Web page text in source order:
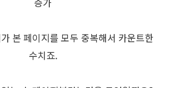
본 페이지를 모두 중복해서 카운트한
수치죠.